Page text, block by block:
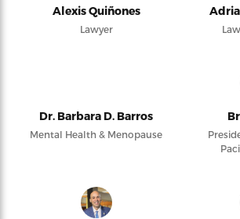
Alexis Quiñones
Lawyer
Dr. Barbara D. Barros
Mental Health & Menopause